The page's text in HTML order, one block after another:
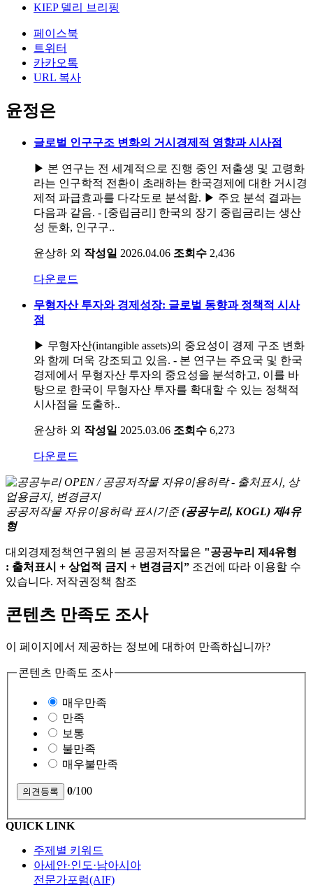
KIEP 델리 브리핑
페이스북
트위터
카카오톡
URL 복사
윤정은
글로벌 인구구조 변화의 거시경제적 영향과 시사점
▶ 본 연구는 전 세계적으로 진행 중인 저출생 및 고령화
라는 인구학적 전환이 초래하는 한국경제에 대한 거시경
제적 파급효과를 다각도로 분석함. ▶ 주요 분석 결과는
다음과 같음. - [중립금리] 한국의 장기 중립금리는 생산
성 둔화, 인구구..
윤상하 외 작성일 2026.04.06 조회수 2,436
다운로드
무형자산 투자와 경제성장: 글로벌 동향과 정책적 시사
점
▶ 무형자산(intangible assets)의 중요성이 경제 구조 변화
와 함께 더욱 강조되고 있음. - 본 연구는 주요국 및 한국
경제에서 무형자산 투자의 중요성을 분석하고, 이를 바
탕으로 한국이 무형자산 투자를 확대할 수 있는 정책적
시사점을 도출하..
윤상하 외 작성일 2025.03.06 조회수 6,273
다운로드
공공저작물 자유이용허락 표시기준 (공공누리, KOGL) 제4유
형
대외경제정책연구원의 본 공공저작물은 "공공누리 제4유형
: 출처표시 + 상업적 금지 + 변경금지” 조건에 따라 이용할 수
있습니다. 저작권정책 참조
콘텐츠 만족도 조사
이 페이지에서 제공하는 정보에 대하여 만족하십니까?
콘텐츠 만족도 조사
매우만족
만족
보통
불만족
매우불만족
0/100
QUICK LINK
주제별 키워드
아세안·인도·남아시아
전문가포럼(AIF)